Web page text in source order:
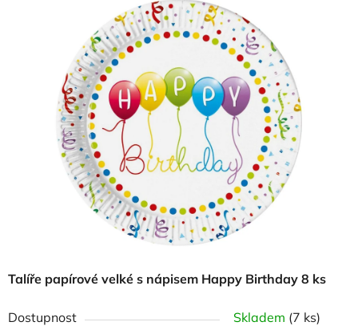
Talíře papírové velké s nápisem Happy Birthday 8 ks
Dostupnost Skladem (7 ks)
hvězdiček.